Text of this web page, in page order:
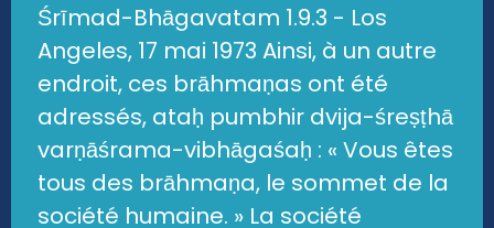
Śrīmad-Bhāgavatam 1.9.3 - Los
Angeles, 17 mai 1973 Ainsi, à un autre
endroit, ces brāhmaṇas ont été
adressés, ataḥ pumbhir dvija-śreṣṭhā
varṇāśrama-vibhāgaśaḥ : « Vous êtes
tous des brāhmaṇa, le sommet de la
société humaine. » La société